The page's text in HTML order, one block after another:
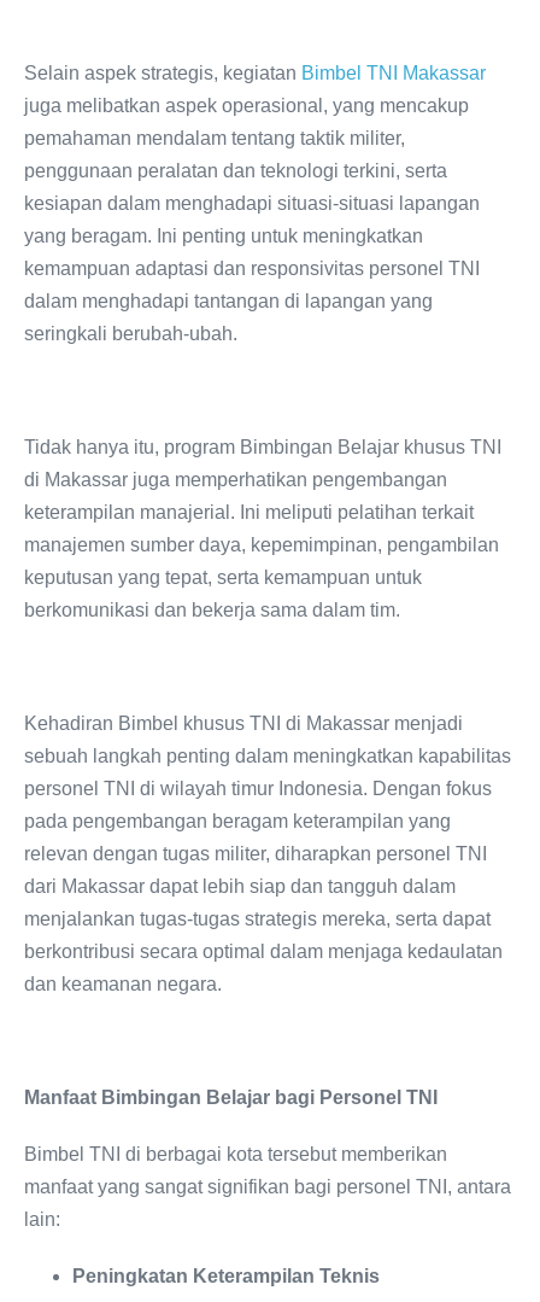
Selain aspek strategis, kegiatan Bimbel TNI Makassar
juga melibatkan aspek operasional, yang mencakup
pemahaman mendalam tentang taktik militer,
penggunaan peralatan dan teknologi terkini, serta
kesiapan dalam menghadapi situasi-situasi lapangan
yang beragam. Ini penting untuk meningkatkan
kemampuan adaptasi dan responsivitas personel TNI
dalam menghadapi tantangan di lapangan yang
seringkali berubah-ubah.
Tidak hanya itu, program Bimbingan Belajar khusus TNI
di Makassar juga memperhatikan pengembangan
keterampilan manajerial. Ini meliputi pelatihan terkait
manajemen sumber daya, kepemimpinan, pengambilan
keputusan yang tepat, serta kemampuan untuk
berkomunikasi dan bekerja sama dalam tim.
Kehadiran Bimbel khusus TNI di Makassar menjadi
sebuah langkah penting dalam meningkatkan kapabilitas
personel TNI di wilayah timur Indonesia. Dengan fokus
pada pengembangan beragam keterampilan yang
relevan dengan tugas militer, diharapkan personel TNI
dari Makassar dapat lebih siap dan tangguh dalam
menjalankan tugas-tugas strategis mereka, serta dapat
berkontribusi secara optimal dalam menjaga kedaulatan
dan keamanan negara.
Manfaat Bimbingan Belajar bagi Personel TNI
Bimbel TNI di berbagai kota tersebut memberikan
manfaat yang sangat signifikan bagi personel TNI, antara
lain:
Peningkatan Keterampilan Teknis